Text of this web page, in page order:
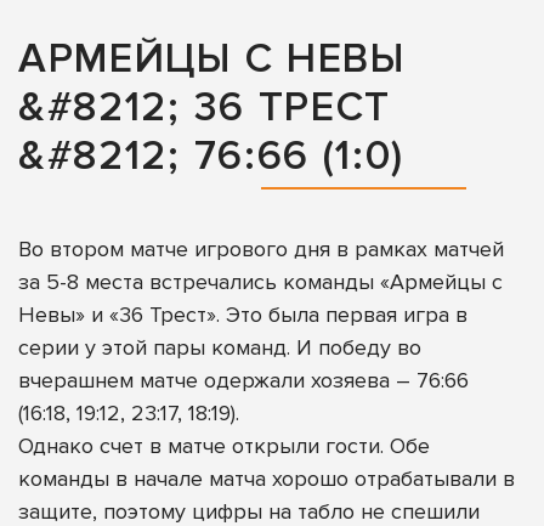
АРМЕЙЦЫ С НЕВЫ
&#8212; 36 ТРЕСТ
&#8212; 76:66 (1:0)
Во втором матче игрового дня в рамках матчей
за 5-8 места встречались команды «Армейцы с
Невы» и «36 Трест». Это была первая игра в
серии у этой пары команд. И победу во
вчерашнем матче одержали хозяева – 76:66
(16:18, 19:12, 23:17, 18:19).
Однако счет в матче открыли гости. Обе
команды в начале матча хорошо отрабатывали в
защите, поэтому цифры на табло не спешили